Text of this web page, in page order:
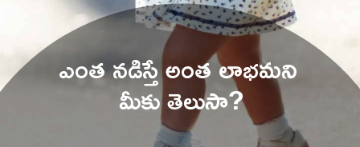
ఎంత నడిస్తే అంత లాభమని
మీకు తెలుసా?